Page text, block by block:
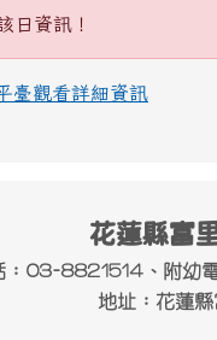
日資訊！
臺觀看詳細資訊
花蓮縣富
：03-8821514、附幼
地址：花蓮